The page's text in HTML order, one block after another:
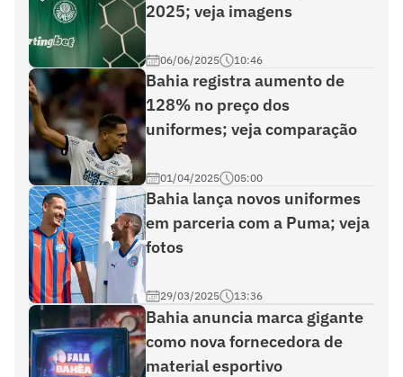
2025; veja imagens
06/06/2025 10:46
Bahia registra aumento de
128% no preço dos
uniformes; veja comparação
01/04/2025 05:00
Bahia lança novos uniformes
em parceria com a Puma; veja
fotos
29/03/2025 13:36
Bahia anuncia marca gigante
como nova fornecedora de
material esportivo